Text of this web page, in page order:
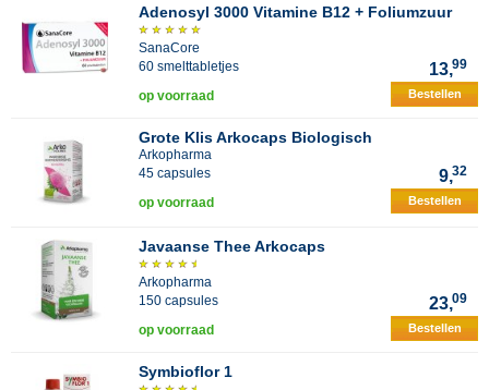
Adenosyl 3000 Vitamine B12 + Foliumzuur
SanaCore
60 smelttabletjes
13,99
op voorraad Bestellen
Grote Klis Arkocaps Biologisch
Arkopharma
45 capsules
9,32
op voorraad Bestellen
Javaanse Thee Arkocaps
Arkopharma
150 capsules
23,09
op voorraad Bestellen
Symbioflor 1